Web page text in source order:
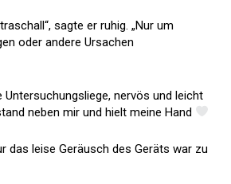
sagte er ruhig. „Nur um
oder andere Ursachen
nervös und leicht
neben mir und hielt meine Hand
das leise Geräusch des Geräts war zu